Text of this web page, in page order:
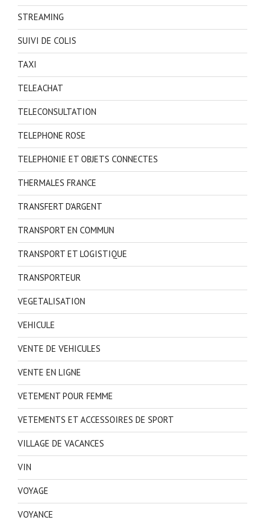
STREAMING
SUIVI DE COLIS
TAXI
TELEACHAT
TELECONSULTATION
TELEPHONE ROSE
TELEPHONIE ET OBJETS CONNECTES
THERMALES FRANCE
TRANSFERT D'ARGENT
TRANSPORT EN COMMUN
TRANSPORT ET LOGISTIQUE
TRANSPORTEUR
VEGETALISATION
VEHICULE
VENTE DE VEHICULES
VENTE EN LIGNE
VETEMENT POUR FEMME
VETEMENTS ET ACCESSOIRES DE SPORT
VILLAGE DE VACANCES
VIN
VOYAGE
VOYANCE